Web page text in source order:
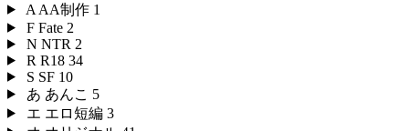
A AA制作 1
F Fate 2
N NTR 2
R R18 34
S SF 10
あ あんこ 5
エ エロ短編 3